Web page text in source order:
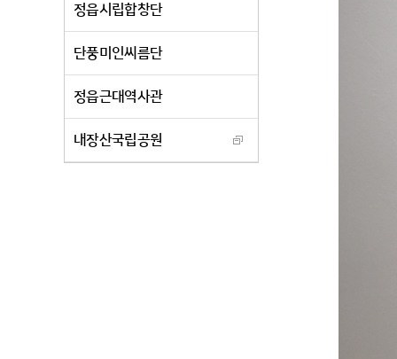
정읍시립합창단
단풍미인씨름단
정읍근대역사관
내장산국립공원